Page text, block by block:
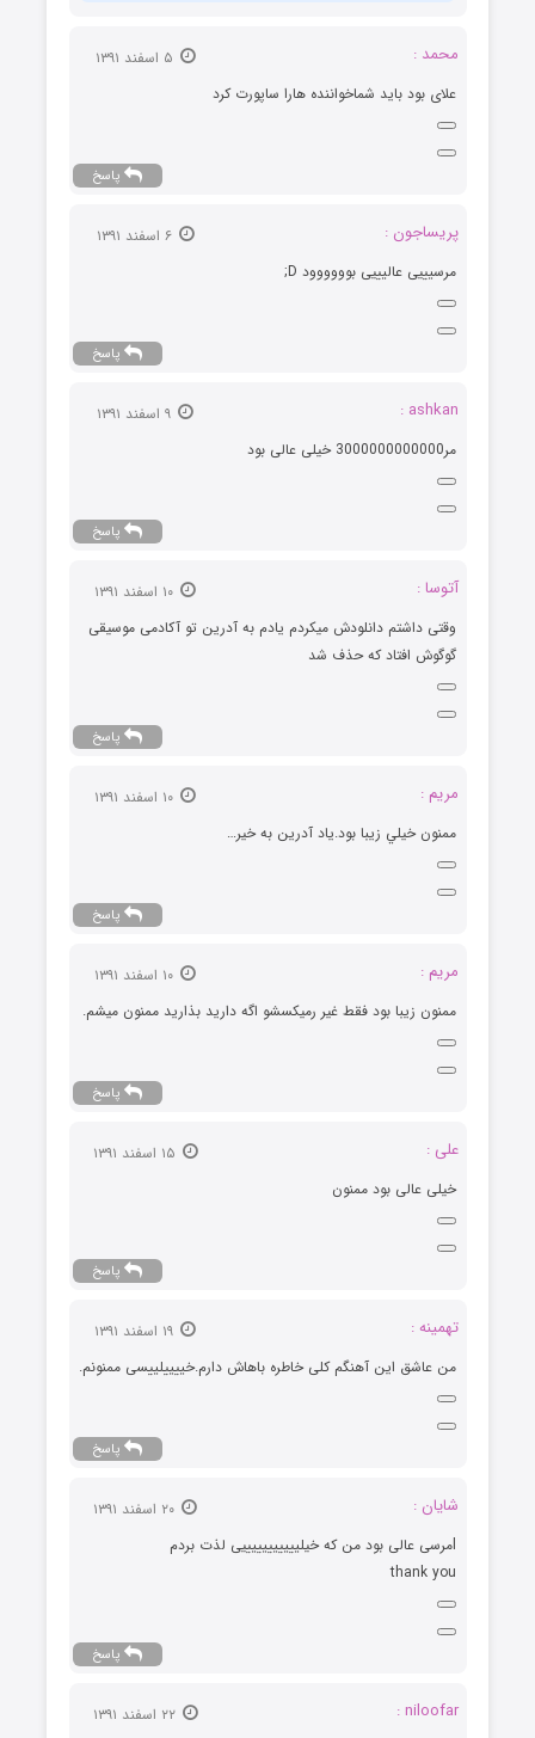
محمد :
علای بود باید شماخواننده هارا ساپورت کرد
پاسخ
پریساجون :
۶ اسفند ۱۳۹۱
مرسیییی عالیییی بوووووود D;
پاسخ
ashkan :
مر3000000000000 خیلی عالی بود
پاسخ
آتوسا :
وقتی داشتم دانلودش میکردم یادم به آدرین تو آکادمی موسیقی
گوگوش افتاد که حذف شد
پاسخ
مريم :
ممنون خيلي زيبا بود.ياد آدرين به خير…
پاسخ
مريم :
ممنون زيبا بود فقط غير رميكسشو اگه داريد بذاريد ممنون ميشم.
پاسخ
علی :
خیلی عالی بود ممنون
پاسخ
تهمینه :
من عاشق این آهنگم کلی خاطره باهاش دارم.خییییلییسی ممنونم.
پاسخ
شایان :
lمرسی عالی بود من که خیلیییییییییییی لذت بردم
thank you
پاسخ
niloofar :
۲۲ اسفند ۱۳۹۱